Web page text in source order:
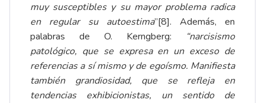
muy susceptibles y su mayor problema radica
en regular su autoestima”[8]. Además, en
palabras de O. Kerngberg:
“narcisismo
patológico, que se expresa en un exceso de
referencias a sí mismo y de egoísmo. Manifiesta
también grandiosidad, que se refleja en
tendencias exhibicionistas, un sentido de